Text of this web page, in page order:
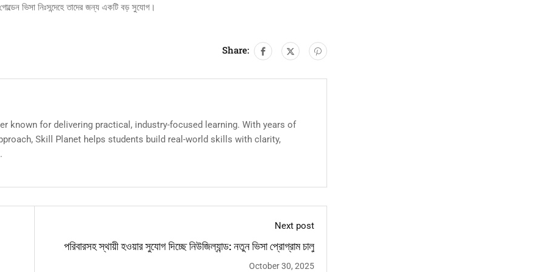
ভিসা নিঃসন্দেহে তাদের জন্য একটি বড় সুযোগ।
Share:
known for delivering practical, industry-focused learning. With years of
Skill Planet helps students build real-world skills with clarity,
Next post
পরিবারসহ স্থায়ী হওয়ার সুযোগ দিচ্ছে নিউজিল্যান্ড: নতুন ভিসা প্রোগ্রাম চালু
October 30, 2025